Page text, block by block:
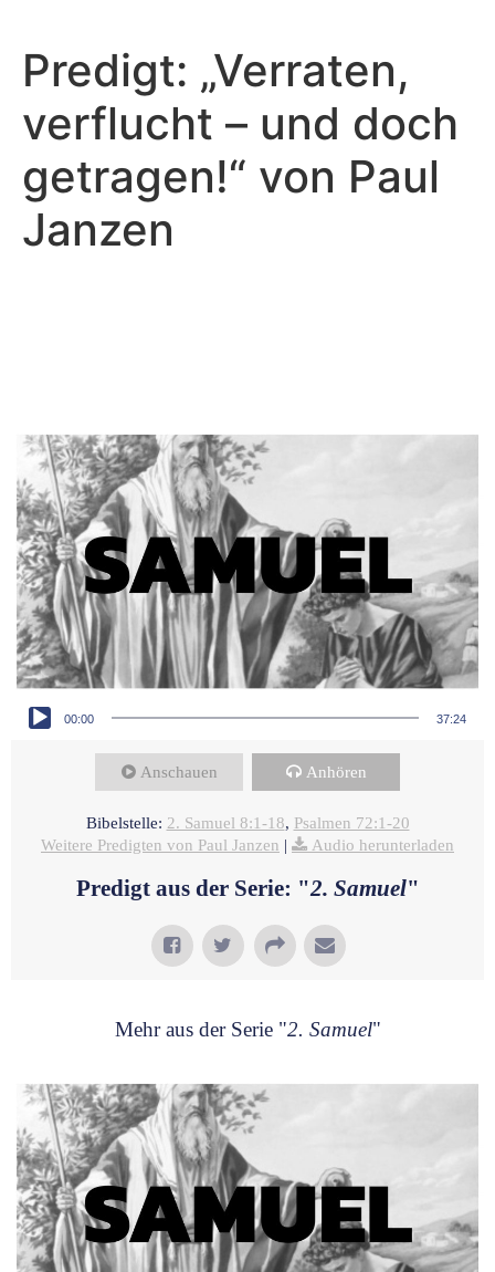
Predigt: „Verraten,
verflucht – und doch
getragen!“ von Paul
Janzen
Audio-Player
00:00 37:24
Anschauen Anhören
Bibelstelle: 2. Samuel 8:1-18, Psalmen 72:1-20
Weitere Predigten von Paul Janzen | Audio herunterladen
Predigt aus der Serie: "2. Samuel"
Mehr aus der Serie "2. Samuel"